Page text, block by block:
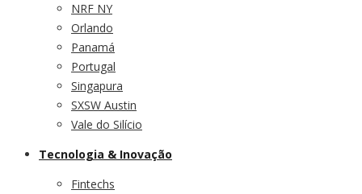
NRF NY
Orlando
Panamá
Portugal
Singapura
SXSW Austin
Vale do Silício
Tecnologia & Inovação
Fintechs